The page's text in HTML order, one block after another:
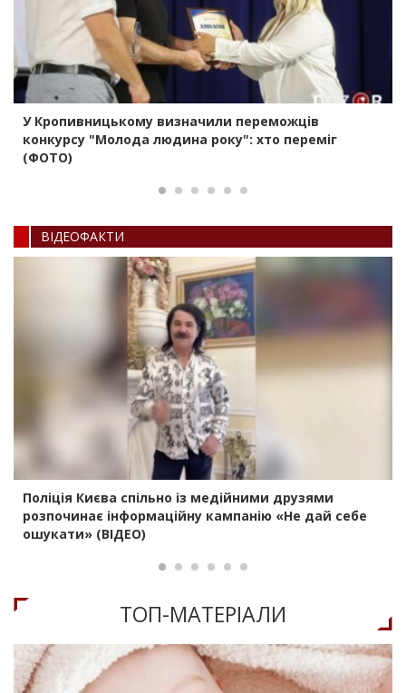
У Кропивницькому визначили переможців
конкурсу "Молода людина року": хто переміг
(ФОТО)
ВIДЕОФАКТИ
Поліція Києва спільно із медійними друзями
розпочинає інформаційну кампанію «Не дай себе
ошукати» (ВІДЕО)
ТОП-МАТЕРIАЛИ